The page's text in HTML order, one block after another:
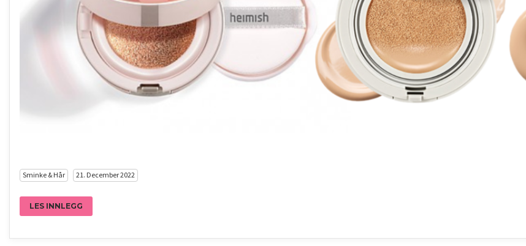
Sminke & Hår 21. December 2022
LES INNLEGG